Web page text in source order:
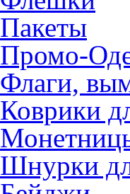
Пакеты
Промо-
Флаги,
Коврики
Шнурки